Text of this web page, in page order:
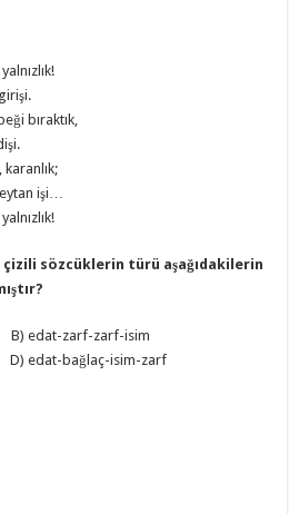
yalnızlık!
bıraktık,
işi…
çizili sözcüklerin türü aşağıdakilerin
edat-zarf-zarf-isim
edat-bağlaç-isim-zarf